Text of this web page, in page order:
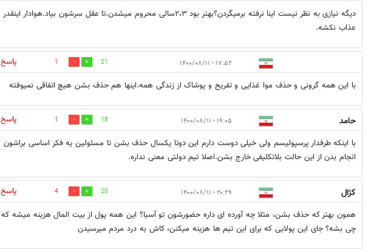
دیگه نیازی به نظر نیست اینا نرفته برمیگردن؟بهتر بود ۲،۳سالی محروم میشدن.تا عقل سرشون بیاد.هوادار اینقدر
عذاب نکشه.
۱۷:۵۲ - ۱۴۰۰/۰۸/۱۱ 21
1
پاسخ
با این همه گرونی و حذف موا غذایی و تفریح و پوشاک از زندگی همه.اینها هم حذف بشن هیچ اتفاقی نمیوفته
حامد ۱۹:۰۵ - ۱۴۰۰/۰۸/۱۱ 18
1
پاسخ
با اینکه طرفدار پرسپولیسم ولی خیلی دوست دارم این دوتا یکسال حذف بشن تا مسئولین یه فکر اساسی براشون
انجام بدن از این حالت بلاتکلیفی خارج بشن.اصلا تیم دولتی معنی نداره.
کژال ۲۰:۲۹ - ۱۴۰۰/۰۸/۱۱ 20
4
پاسخ
همون بهتر که حذف بشن، مثلا چه آورده ای داره حضورشون تو آسیا؟ این همه پول از بیت المال هزینه میشه که
چی بشه؟ جای این پولایی که برای این تیم ها هزینه میکنن، کاش به درد مردم میرسیدن